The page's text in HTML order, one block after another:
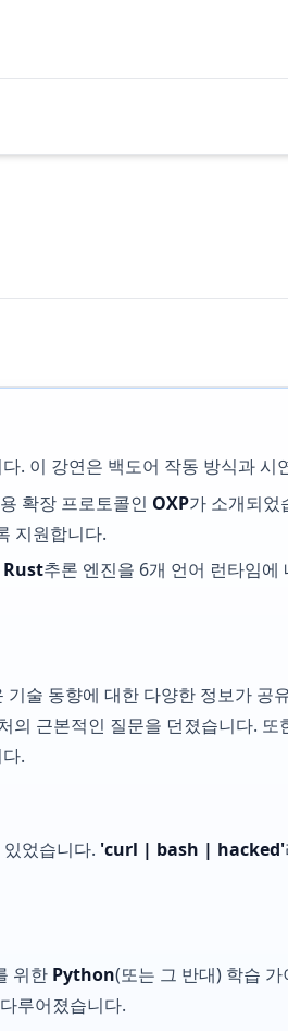
. 이 강연은 백도어 작동 방식과
확장 프로토콜인 OXP가 소개되었
지원합니다.
Rust추론 엔진을 6개 언어 런타임에
술 동향에 대한 다양한 정보가 공
의 근본적인 질문을 던졌습니다. 또
.
었습니다. 'curl | bash | hacked'
위한 Python(또는 그 반대) 학습
루어졌습니다.